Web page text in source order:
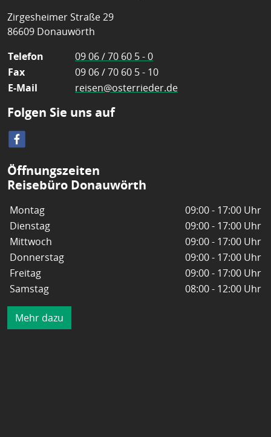
Zirgesheimer Straße 29
86609 Donauwörth
Telefon
09 06 / 70 60 5 - 0
Fax
09 06 / 70 60 5 - 10
E-Mail
reisen@osterrieder.de
Folgen Sie uns auf
Öffnungszeiten
Reisebüro Donauwörth
Montag
09:00 - 17:00 Uhr
Dienstag
09:00 - 17:00 Uhr
Mittwoch
09:00 - 17:00 Uhr
Donnerstag
09:00 - 17:00 Uhr
Freitag
09:00 - 17:00 Uhr
Samstag
08:00 - 12:00 Uhr
Mehr dazu